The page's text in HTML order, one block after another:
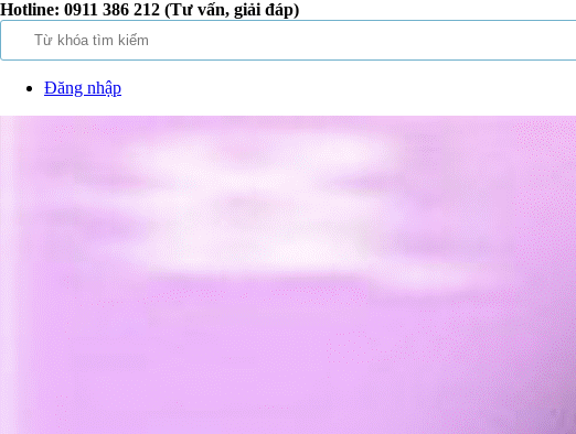
Hotline: 0911 386 212 (Tư vấn, giải đáp)
Đăng nhập